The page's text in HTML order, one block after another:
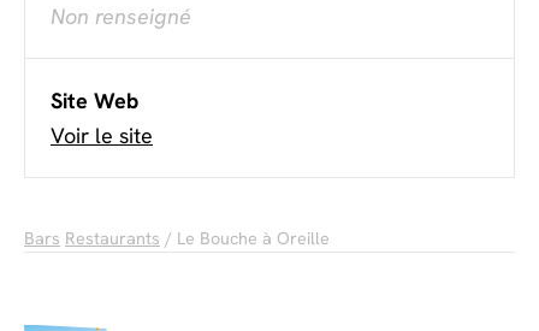
Non renseigné
Site Web
Voir le site
Bars Restaurants / Le Bouche à Oreille